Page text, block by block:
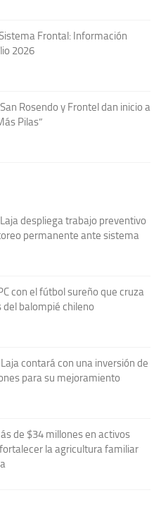
Frontal: Información
2026
Rosendo y Frontel dan inicio a
Pilas”
despliega trabajo preventivo
permanente ante sistema
con el fútbol sureño que cruza
balompié chileno
contará con una inversión de
para su mejoramiento
de $34 millones en activos
la agricultura familiar